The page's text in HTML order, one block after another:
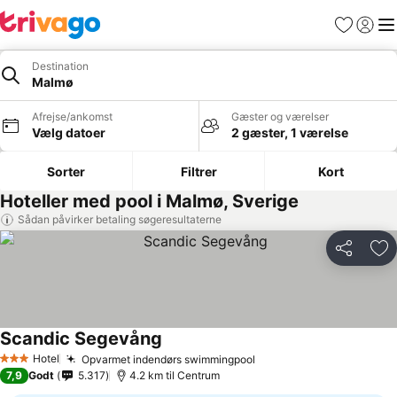
Favoritter
Log ind
Destination
Malmø
Afrejse/ankomst
Vælg datoer
Gæster og værelser
2 gæster, 1 værelse
Sorter Filtrer Kort
Hoteller med pool i Malmø, Sverige
Sådan påvirker betaling søgeresultaterne
Del
3 StjernerHotel Opvarmet indendørs swimmingpool
Scandic Segevång
7,9 Godt 5.317 4.2 km til Centrum